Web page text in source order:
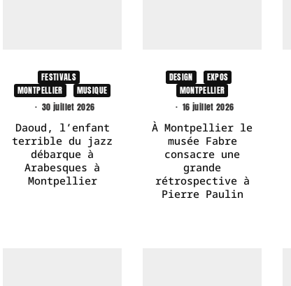
FESTIVALS
MONTPELLIER
MUSIQUE
· 30 juillet 2026
Daoud, l’enfant
terrible du jazz
débarque à
Arabesques à
Montpellier
DESIGN
EXPOS
MONTPELLIER
· 16 juillet 2026
À Montpellier le
musée Fabre
consacre une
grande
rétrospective à
Pierre Paulin